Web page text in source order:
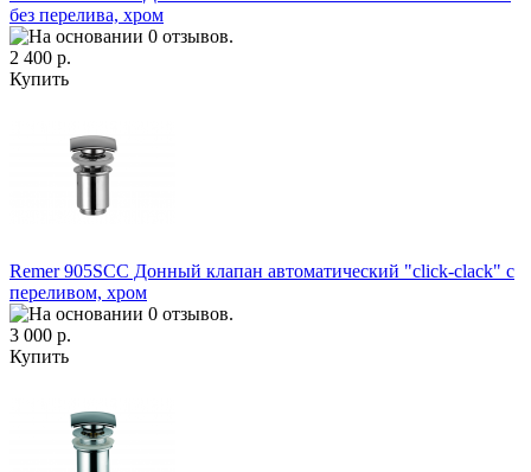
без перелива, хром
2 400 р.
Купить
Remer 905SCC Донный клапан автоматический "click-clack" с
переливом, хром
3 000 р.
Купить